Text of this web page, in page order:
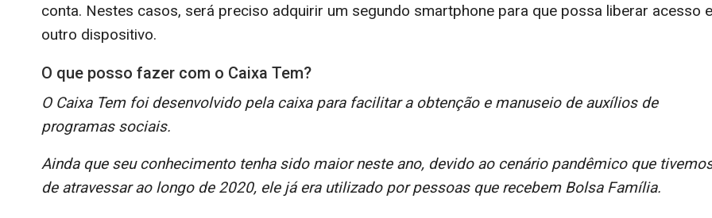
conta. Nestes casos, será preciso adquirir um segundo smartphone para que possa liberar acesso
outro dispositivo.
O que posso fazer com o Caixa Tem?
O Caixa Tem foi desenvolvido pela caixa para facilitar a obtenção e manuseio de auxílios de
programas sociais.
Ainda que seu conhecimento tenha sido maior neste ano, devido ao cenário pandêmico que
de atravessar ao longo de 2020, ele já era utilizado por pessoas que recebem Bolsa Família.